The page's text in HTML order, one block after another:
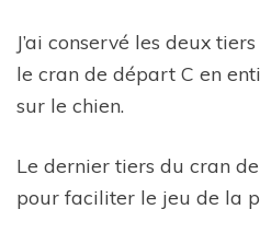
J’ai conservé les deux
le cran de départ C en
sur le chien.
Le dernier tiers du cran
pour faciliter le jeu de la